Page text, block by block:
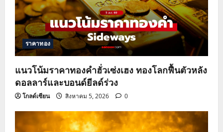
ราคาทอง
แนวโน้มราคาทองคำฮั่วเซ่งเฮง ทองโลกฟื้นตัวหลัง
ดอลลาร์และบอนด์ยีลด์ร่วง
โกลด์เซียน สิงหาคม 5, 2026 0